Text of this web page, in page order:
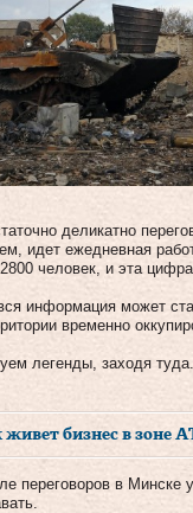
деликатно
идет ежедневная
человек, и эта
информация может
временно
легенды, заходя
живет бизнес в зоне
переговоров в Минске